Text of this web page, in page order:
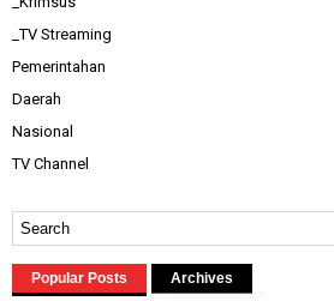
_TV Streaming
Pemerintahan
Daerah
Nasional
TV Channel
Popular Posts Archives